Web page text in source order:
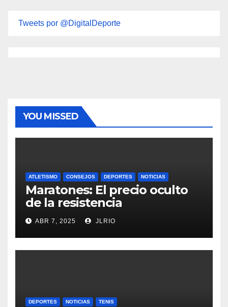
Tweets por @DigitalDeporte
YOU MISSED
ATLETISMO CONSEJOS DEPORTES NOTICIAS
Maratones: El precio oculto
de la resistencia
ABR 7, 2025 JLRIO
DEPORTES NOTICIAS TENIS